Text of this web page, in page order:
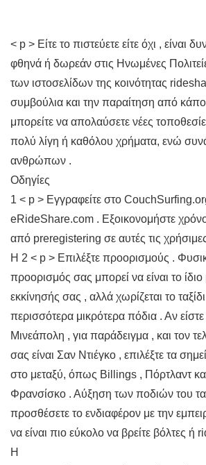
< p > Είτε το πιστεύετε είτε όχι , είναι
φθηνά ή δωρεάν στις Ηνωμένες
των ιστοσελίδων της κοινότητας
συμβούλια και την παραίτηση από
μπορείτε να απολαύσετε νέες
πολύ λίγη ή καθόλου χρήματα, ενώ
ανθρώπων .
Οδηγίες
1 < p > Εγγραφείτε στο
eRideShare.com . Εξοικονομήστε
από preregistering σε αυτές τις
Η 2 < p > Επιλέξτε προορισμούς .
προορισμός σας μπορεί να είναι το ίδιο
εκκίνησής σας , αλλά χωρίζεται το
περισσότερα μικρότερα πόδια . Αν
Μινεάπολη , για παράδειγμα , και τον
σας είναι Σαν Ντιέγκο , επιλέξτε τα
στο μεταξύ, όπως Billings , Πόρτλαντ
Φρανσίσκο . Αύξηση των ποδιών του
προσθέσετε το ενδιαφέρον με την
να είναι πιο εύκολο να βρείτε βόλτες ή
Η